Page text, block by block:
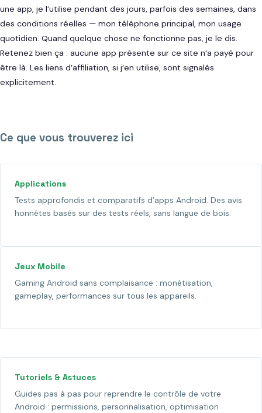
une app, je l’utilise pendant des jours, parfois des semaines, dans
des conditions réelles — mon téléphone principal, mon usage
quotidien. Quand quelque chose ne fonctionne pas, je le dis.
Retenez bien ça : aucune app présente sur ce site n’a payé pour
être là. Les liens d’affiliation, si j’en utilise, sont signalés
explicitement.
Ce que vous trouverez ici
Applications
Tests approfondis et comparatifs d’apps Android. Des avis
honnêtes basés sur des tests réels, sans langue de bois.
Jeux Mobile
Gaming Android sans complaisance : monétisation,
gameplay, performances sur tous les appareils.
Tutoriels & Astuces
Guides pas à pas pour reprendre le contrôle de votre
Android : permissions, personnalisation, optimisation